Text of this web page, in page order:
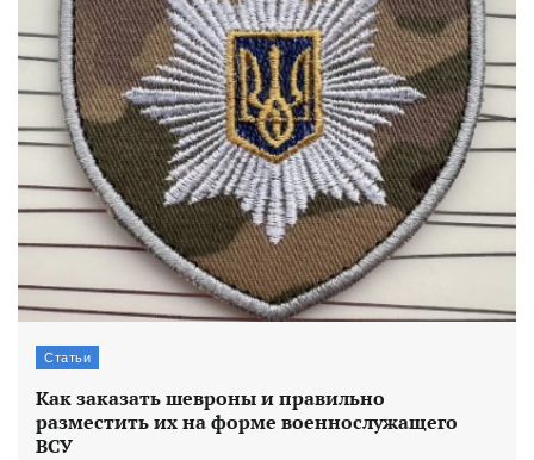
Статьи
Как заказать шевроны и правильно
разместить их на форме военнослужащего
ВСУ